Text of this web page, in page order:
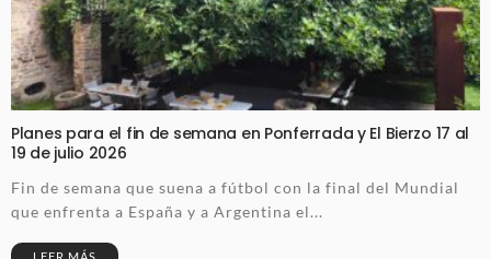
Planes para el fin de semana en Ponferrada y El Bierzo 17 al
19 de julio 2026
Fin de semana que suena a fútbol con la final del Mundial
que enfrenta a España y a Argentina el...
LEER MÁS